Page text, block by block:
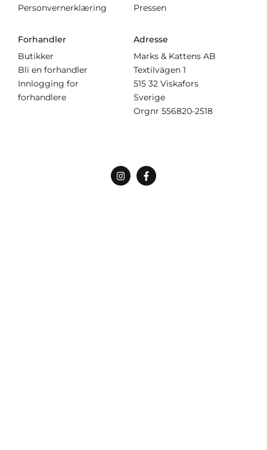
Personvernerklæring
Pressen
Forhandler
Butikker
Bli en forhandler
Innlogging for
forhandlere
Adresse
Marks & Kattens AB
Textilvägen 1
515 32 Viskafors
Sverige
Orgnr 556820-2518